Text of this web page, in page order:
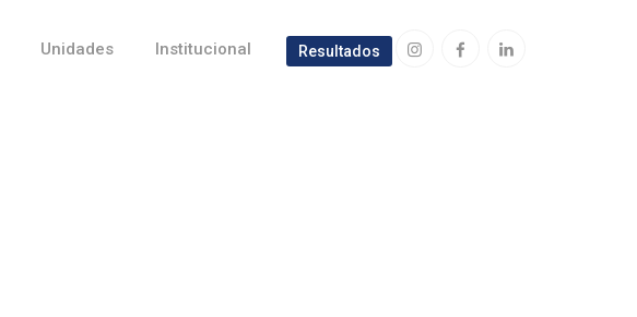
Resultados
Unidades Institucional